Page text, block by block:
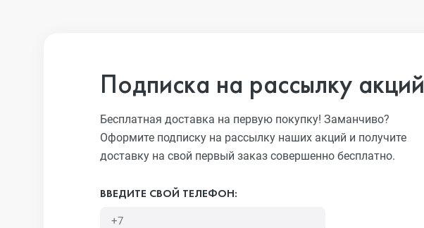
Подписка на рассылку акций
Бесплатная доставка на первую покупку! Заманчиво?
Оформите подписку на рассылку наших акций и получите
доставку на свой первый заказ совершенно бесплатно.
ВВЕДИТЕ СВОЙ ТЕЛЕФОН: